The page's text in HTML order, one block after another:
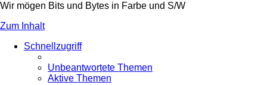
Wir mögen Bits und Bytes in Farbe und S/W
Zum Inhalt
Schnellzugriff
Unbeantwortete Themen
Aktive Themen